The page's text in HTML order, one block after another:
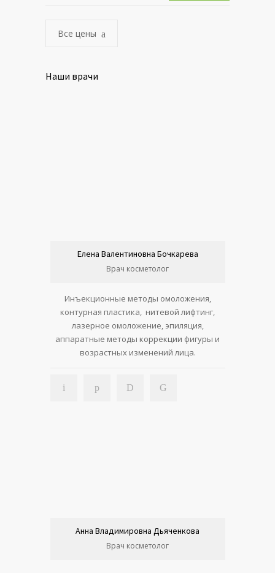
Все цены
Наши врачи
Елена Валентиновна Бочкарева
Врач косметолог
Инъекционные методы омоложения,
контурная пластика, нитевой лифтинг,
лазерное омоложение, эпиляция,
аппаратные методы коррекции фигуры и
возрастных изменений лица.
Анна Владимировна Дьяченкова
Врач косметолог